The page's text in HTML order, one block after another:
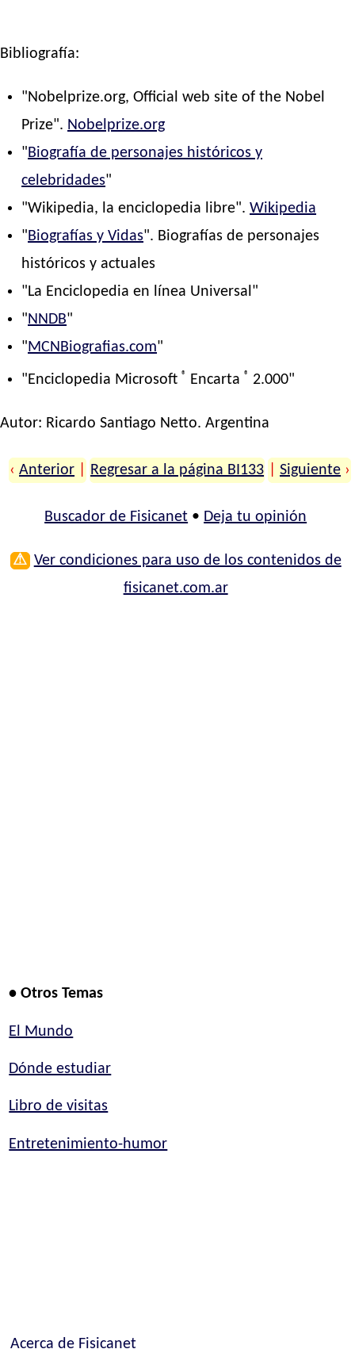
Bibliografía:
"Nobelprize.org, Official web site of the Nobel
Prize". Nobelprize.org
"Biografía de personajes históricos y
celebridades"
"Wikipedia, la enciclopedia libre".Wikipedia
"Biografías y Vidas". Biografías de personajes
históricos y actuales
"La Enciclopedia en línea Universal"
"NNDB"
"MCNBiografias.com"
"Enciclopedia Microsoft ® Encarta ® 2.000"
Autor: Ricardo Santiago Netto. Argentina
‹ Anterior Regresar a la página BI133 Siguiente ›
Buscador de Fisicanet • Deja tu opinión
⚠ Ver condiciones para uso de los contenidos de
fisicanet.com.ar
• Otros Temas
El Mundo
Dónde estudiar
Libro de visitas
Entretenimiento-humor
Acerca de Fisicanet